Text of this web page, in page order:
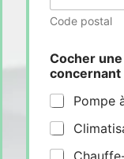
Code postal
Cocher
concernant
Pompe